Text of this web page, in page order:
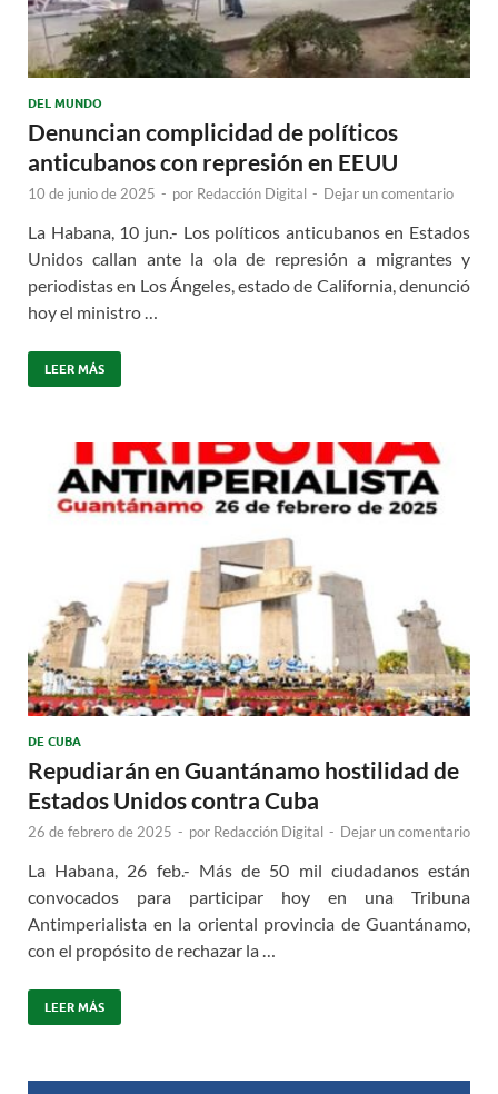
DEL MUNDO
Denuncian complicidad de políticos
anticubanos con represión en EEUU
10 de junio de 2025 - por Redacción Digital - Dejar un comentario
La Habana, 10 jun.- Los políticos anticubanos en Estados
Unidos callan ante la ola de represión a migrantes y
periodistas en Los Ángeles, estado de California, denunció
hoy el ministro …
LEER MÁS
DE CUBA
Repudiarán en Guantánamo hostilidad de
Estados Unidos contra Cuba
26 de febrero de 2025 - por Redacción Digital - Dejar un comentario
La Habana, 26 feb.- Más de 50 mil ciudadanos están
convocados para participar hoy en una Tribuna
Antimperialista en la oriental provincia de Guantánamo,
con el propósito de rechazar la …
LEER MÁS